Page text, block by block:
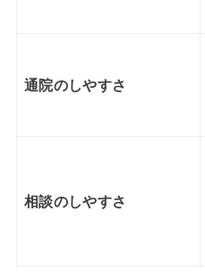
通院のしやすさ
相談のしやすさ